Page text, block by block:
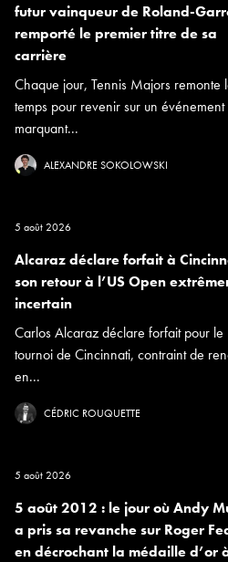
futur vainqueur de Roland-
remporté le premier titre de sa
carrière
Chaque jour, Tennis Majors remonte
temps pour revenir sur un événement
marquant...
ALEXANDRE SOKOLOWSKI
5 août 2026
Alcaraz déclare forfait à
son retour à l’US Open
incertain
Carlos Alcaraz déclare forfait pour le
tournoi de Cincinnati, contraint de
en...
CÉDRIC ROUQUETTE
5 août 2026
5 août 2012 : le jour où Andy
a pris sa revanche sur Roger
en décrochant la médaille d’or